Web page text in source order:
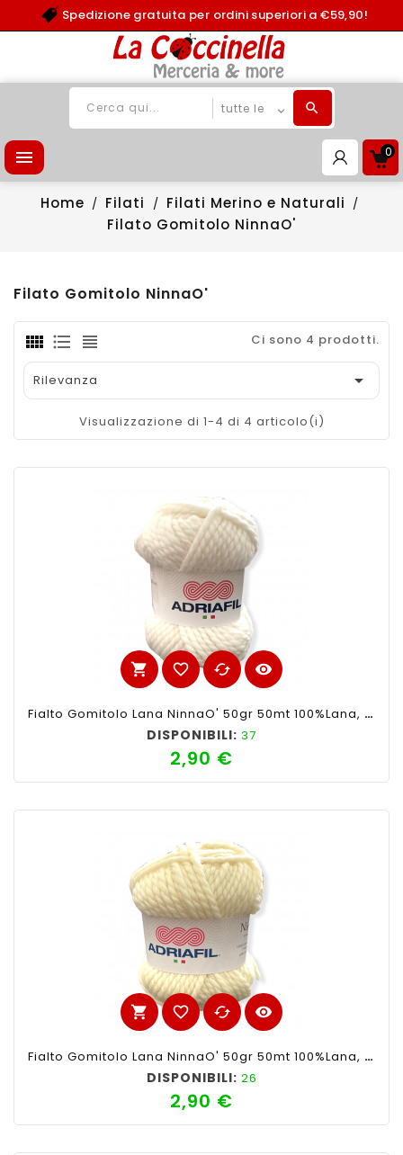
Spedizione gratuita per ordini superiori a €59,90!
 0
Home Filati
Filati Merino e Naturali
Filato Gomitolo NinnaO'
Filato Gomitolo NinnaO'
Ci sono 4 prodotti.
Rilevanza 
Visualizzazione di 1-4 di 4 articolo(i)
shopping_cart favorite_border cached visibility
Fialto Gomitolo Lana NinnaO' 50gr 50mt 100%lana, Avorio N°45-Ferri Consigliati N°6
DISPONIBILI: 37
2,90 €
shopping_cart favorite_border cached visibility
Fialto Gomitolo Lana NinnaO' 50gr 50mt 100%lana, Giallo N°41-Ferri Consigliati N°6
DISPONIBILI: 26
2,90 €